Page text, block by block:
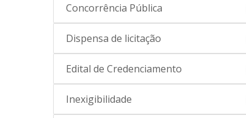
Concorrência Pública
Dispensa de licitação
Edital de Credenciamento
Inexigibilidade